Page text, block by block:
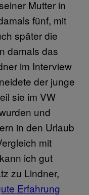
Mutter in
fünf, mit
später die
damals das
im Interview
der junge
sie im VW
und
in den Urlaub
mit
ich gut
zu Lindner,
Erfahrung